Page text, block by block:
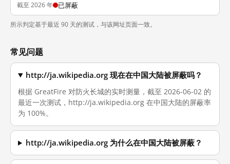
截至 2026 年 已屏蔽
所示判定基于最近 90 天的测试，与该网址页面一致。
常见问题
http://ja.wikipedia.org 现在在中国大陆被屏蔽吗？
根据 GreatFire 对防火长城的实时测量，截至 2026-06-02 的
最近一次测试，http://ja.wikipedia.org 在中国大陆的屏蔽率
为 100%。
http://ja.wikipedia.org 为什么在中国大陆被屏蔽？